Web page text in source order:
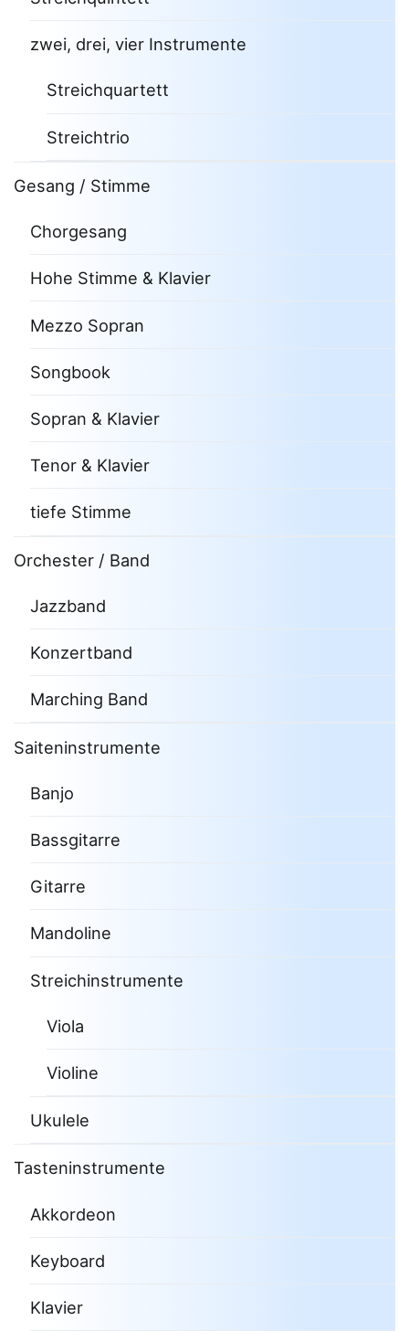
zwei, drei, vier Instrumente
Streichquartett
Streichtrio
Gesang / Stimme
Chorgesang
Hohe Stimme & Klavier
Mezzo Sopran
Songbook
Sopran & Klavier
Tenor & Klavier
tiefe Stimme
Orchester / Band
Jazzband
Konzertband
Marching Band
Saiteninstrumente
Banjo
Bassgitarre
Gitarre
Mandoline
Streichinstrumente
Viola
Violine
Ukulele
Tasteninstrumente
Akkordeon
Keyboard
Klavier